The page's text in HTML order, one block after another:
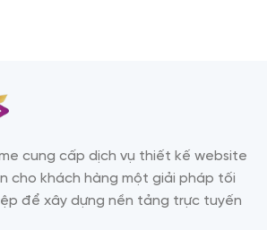
cung cấp dịch vụ thiết kế website
cho khách hàng một giải pháp tối
để xây dựng nền tảng trực tuyến